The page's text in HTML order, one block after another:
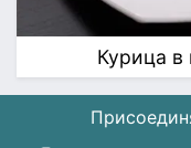
Курица в